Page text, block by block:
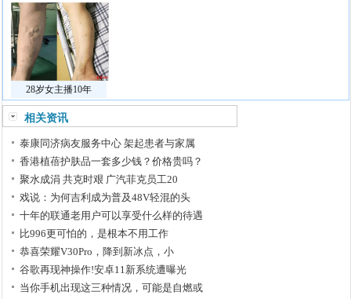
28岁女主播10年
相关资讯
泰康同济病友服务中心 架起患者与家属
香港植蓓护肤品一套多少钱？价格贵吗？
聚水成涓 共克时艰 广汽菲克员工20
戏说：为何吉利成为普及48V轻混的头
十年的联通老用户可以享受什么样的待遇
比996更可怕的，是根本不用工作
恭喜荣耀V30Pro，降到新冰点，小
谷歌再现神操作!安卓11新系统遭曝光
当你手机出现这三种情况，可能是自燃或